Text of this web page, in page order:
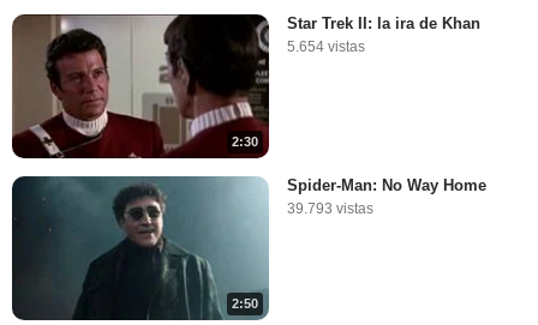
2:30
Star Trek II: la ira de Khan
5.654 vistas
2:50
Spider-Man: No Way Home
39.793 vistas